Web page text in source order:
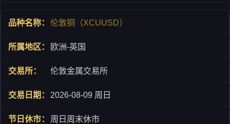
伦敦铜（XCUUSD）
欧洲-英国
伦敦金属交易所
2026-08-09 周日
周日周末休市